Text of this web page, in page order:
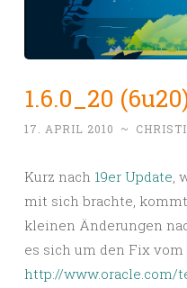
1.6.0_20
17. APRIL 2010 ~
Kurz nach 19er Update,
mit sich brachte,
kleinen Änderungen
es sich um den Fix vom
http://